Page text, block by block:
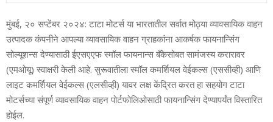
मुंबई, २० सप्‍टेंबर २०२४: टाटा मोटर्स या भारतातील सर्वात मोठ्या व्‍यावसायिक वाहन
उत्‍पादक कंपनीने आपल्‍या व्‍यावसायिक वाहन ग्राहकांना आकर्षक फायनान्सिंग
सोल्‍यूशन्‍स देण्‍यासाठी ईएसएएफ स्‍मॉल फायनान्‍स बँकेसोबत सामंजस्‍य करारावर
(एमओयू) स्‍वाक्षरी केली आहे. सुरूवातीला स्‍मॉल कमर्शियल वेईकल्‍स (एससीव्‍ही) आणि
लाइट कमर्शियल वेईकल्‍स (एलसीव्‍ही) यावर लक्ष केंद्रित करत हा सहयोग टाटा
मोटर्सच्‍या संपूर्ण व्‍यावसायिक वाहन पोर्टफोलिओसाठी फायनान्सिंग देण्‍यापर्यंत विस्‍तारित
होईल.